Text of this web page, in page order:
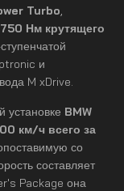
Turbo
750 Нм крутящего
и
M xDrive.
установке BMW
км/ч всего за
со
составляет
Package она